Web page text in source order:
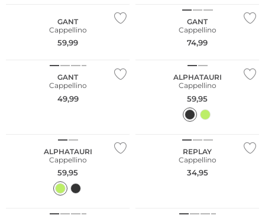
GANT
Cappellino
59,99
GANT
Cappellino
74,99
GANT
Cappellino
49,99
ALPHATAURI
Cappellino
59,95
ALPHATAURI
Cappellino
59,95
REPLAY
Cappellino
34,95